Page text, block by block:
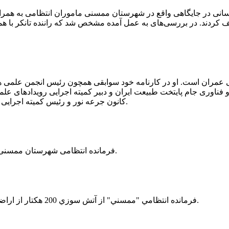
در جایگاهی واقع در شهرستان ممسنی ماموران انتظامی به
حمل می‌کرد، توقیف کردند. در بررسی‌های به عمل آمده مشخص شد که راننده
عمران است. او در کارنامه خود سوابقی همچون رئیس انجمن
جام پایتخت طبیعت ایران و دبیر کمیته اجرایی رویدادهای
کانون جرعه نور و رئیس کمیته اجرایی اولین دوره مسابقات ملی و فناوری جام پایتخت طبیعت ایران را دارد.
فرمانده انتظامی شهرستان ممسنی از کشف بیش از 37 کیلوگرم تریاک در یک خودروی ام وی ام خبر داد.
فرمانده انتظامي "ممسني" از آتش سوزي 200 هكتار از اراضي كشاورزي واقع در اطراف روستاي "فهلیان" آن شهرستان خبر داد.